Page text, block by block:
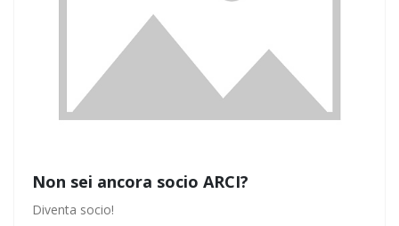
Non sei ancora socio ARCI?
Diventa socio!